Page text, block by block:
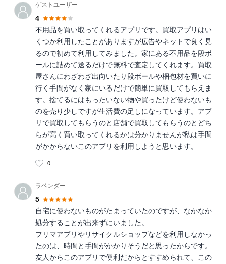
ゲストユーザー
4
不用品を買い取ってくれるアプリです。買取アプリはい
くつか利用したことがありますが広告やネットで良く見
るので初めて利用してみました。家にある不用品を段ボ
ールに詰めて送るだけで無料で査定してくれます。買取
屋さんにわざわざ出向いたり段ボールや梱包材を買いに
行く手間がなく家にいるだけで簡単に買取してもらえま
す。捨てるにはもったいない物や買ったけど使わないも
のを売り少しですが生活費の足しになっています。アプ
リで買取してもらうのと店舗で買取してもらうのとどち
らが高く買い取ってくれるかは分かりませんが私は手間
がかからないこのアプリを利用しようと思います。
0
ラベンダー
5
自宅に使わないものがたまっていたのですが、なかなか
処分することが出来ずにいました。
フリマアプリやリサイクルショップなどを利用しなかっ
たのは、時間と手間がかかりそうだと思ったからです。
友人からこのアプリで便利だからとすすめられて、この